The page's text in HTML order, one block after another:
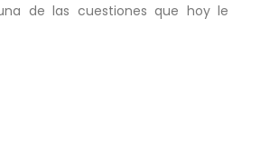
de las cuestiones que hoy le